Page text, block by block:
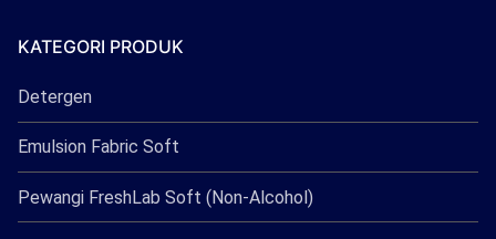
KATEGORI PRODUK
Detergen
Emulsion Fabric Soft
Pewangi FreshLab Soft (Non-Alcohol)